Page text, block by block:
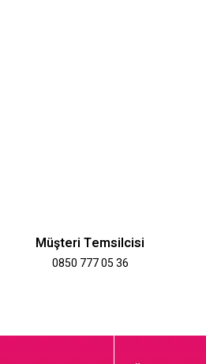
Müşteri Temsilcisi
0850 777 05 36